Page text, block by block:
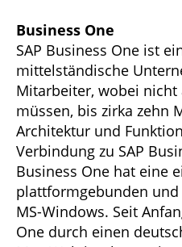
Business One
SAP Business One ist
mittelständische
Mitarbeiter, wobei nicht
müssen, bis zirka zehn
Architektur und
Verbindung zu SAP
Business One hat eine
plattformgebunden
MS-Windows. Seit
One durch einen